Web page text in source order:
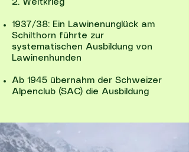
2. Weltkrieg
1937/38: Ein Lawinenunglück am
Schilthorn führte zur
systematischen Ausbildung von
Lawinenhunden
Ab 1945 übernahm der Schweizer
Alpenclub (SAC) die Ausbildung